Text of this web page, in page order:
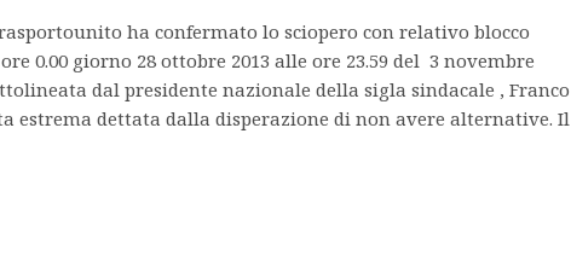
ha confermato lo sciopero con relativo blocco
0.00 giorno 28 ottobre 2013 alle ore 23.59 del 3 novembre
dal presidente nazionale della sigla sindacale , Franco
estrema dettata dalla disperazione di non avere alternative. Il